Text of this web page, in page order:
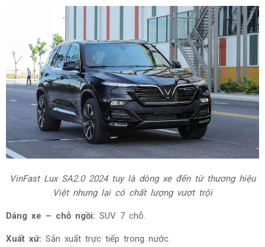
VinFast Lux SA2.0 2024 tuy là dòng xe đến từ thương hiệu
Việt nhưng lại có chất lượng vượt trội
Dáng xe – chỗ ngồi: SUV 7 chỗ.
Xuất xứ: Sản xuất trực tiếp trong nước.